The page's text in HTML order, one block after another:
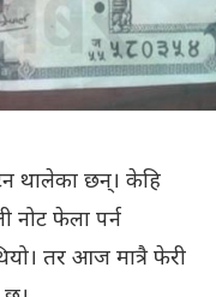
थालेका छन्। केहि
नोट फेला पर्न
तर आज मात्रै फेरी